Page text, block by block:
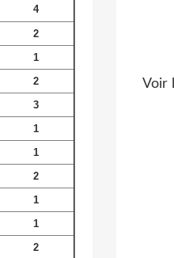
4
2
1
2
3
1
1
2
1
1
2
Voir